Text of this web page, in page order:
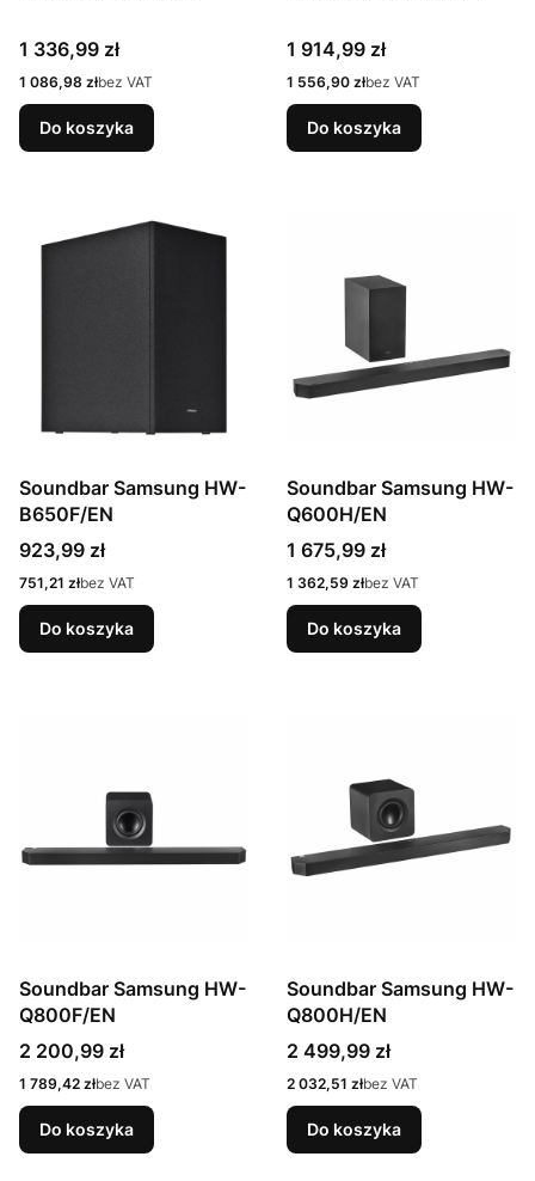
Cena
1 336,99 zł
Cena
1 086,98 złbez VAT
Do koszyka
Cena
1 914,99 zł
Cena
1 556,90 złbez VAT
Do koszyka
Soundbar Samsung HW-
B650F/EN
Cena
923,99 zł
Cena
751,21 złbez VAT
Do koszyka
Soundbar Samsung HW-
Q600H/EN
Cena
1 675,99 zł
Cena
1 362,59 złbez VAT
Do koszyka
Soundbar Samsung HW-
Q800F/EN
Cena
2 200,99 zł
Cena
1 789,42 złbez VAT
Do koszyka
Soundbar Samsung HW-
Q800H/EN
Cena
2 499,99 zł
Cena
2 032,51 złbez VAT
Do koszyka